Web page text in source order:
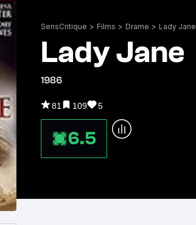
SensCritique > Films > Drame > Lady Jane
Lady Jane
1986
81 109 5
6.5